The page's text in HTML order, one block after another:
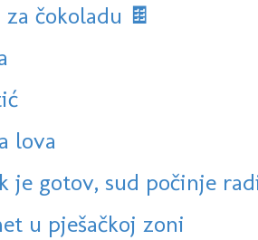
za čokoladu 🍫
lova
je gotov, sud počinje
u pješačkoj zoni